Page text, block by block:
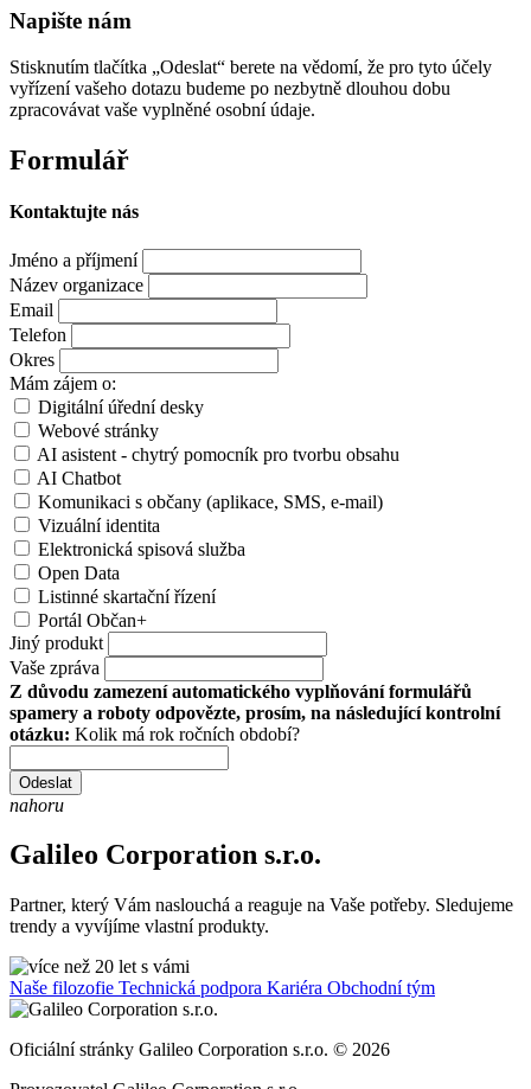
Napište nám
Stisknutím tlačítka „Odeslat“ berete na vědomí, že pro tyto účely
vyřízení vašeho dotazu budeme po nezbytně dlouhou dobu
zpracovávat vaše vyplněné osobní údaje.
Formulář
Kontaktujte nás
Jméno a příjmení
Název organizace
Email
Telefon
Okres
Mám zájem o:
Digitální úřední desky
Webové stránky
AI asistent - chytrý pomocník pro tvorbu obsahu
AI Chatbot
Komunikaci s občany (aplikace, SMS, e-mail)
Vizuální identita
Elektronická spisová služba
Open Data
Listinné skartační řízení
Portál Občan+
Jiný produkt
Vaše zpráva
Z důvodu zamezení automatického vyplňování formulářů
spamery a roboty odpovězte, prosím, na následující kontrolní
otázku: Kolik má rok ročních období?
Odeslat
nahoru
Galileo Corporation s.r.o.
Partner, který Vám naslouchá a reaguje na Vaše potřeby. Sledujeme
trendy a vyvíjíme vlastní produkty.
Naše filozofie Technická podpora Kariéra Obchodní tým
Oficiální stránky Galileo Corporation s.r.o. © 2026